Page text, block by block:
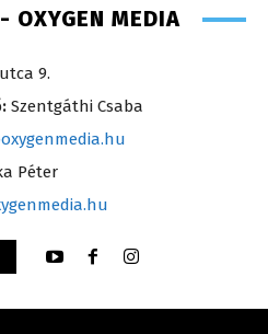
OXYGEN MEDIA
9.
Szentgáthi Csaba
Péter